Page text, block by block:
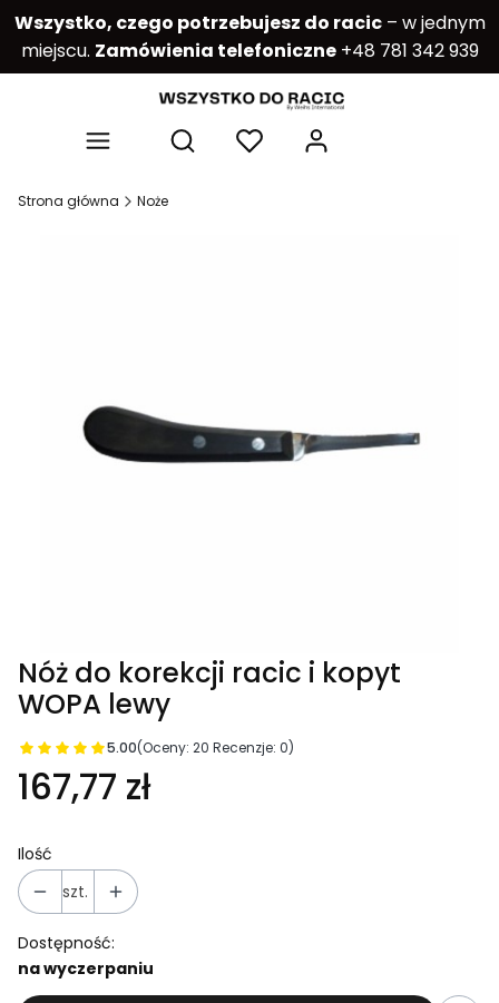
Wszystko, czego potrzebujesz do racic– w jednym
miejscu. Zamówienia telefoniczne+48 781 342 939
Otwórz wyszukiwarkę
Strona główna Noże
Nóż do korekcji racic i kopyt
WOPA lewy
5.00(Oceny: 20 Recenzje: 0)
167,77 zł
Ilość
szt.
Dostępność:
na wyczerpaniu